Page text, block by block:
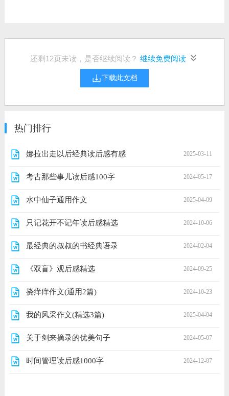
还剩 12页未读，是否继续阅读？ 继续免费阅读
下载此文档
热门排行
娜拉出走以后经典读后感有感 2025-03-11
考古那些事儿读后感100字 2024-05-17
水中仙子通用作文 2025-04-09
只记花开不记年读后感精选 2024-10-06
最经典的叔叔的书经典语录 2024-02-04
《双盲》观后感精选 2024-09-25
挠痒痒作文(通用2篇) 2024-10-23
我的风采作文(精选3篇) 2025-04-04
关于剑来摘录的优美句子 2024-05-07
时间管理读后感1000字 2024-12-07